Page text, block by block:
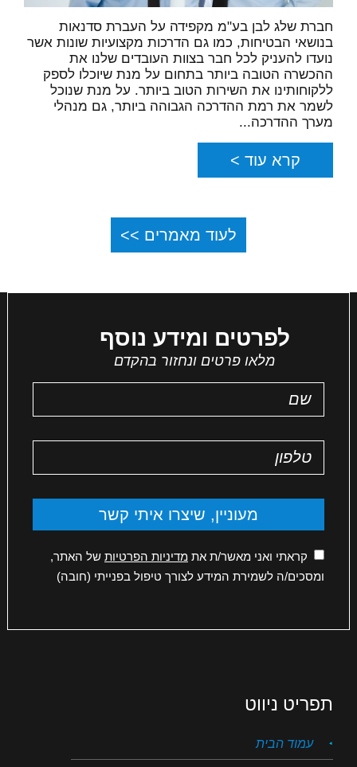
חברת שלג לבן בע"מ מקפידה על העברת סדנאות
בנושאי הבטיחות, כמו גם הדרכות מקצועיות שונות אשר
נועדו להעניק לכל חבר בצוות העובדים שלנו את
ההכשרה הטובה ביותר בתחום על מנת שיוכלו לספק
ללקוחותינו את השירות הטוב ביותר. על מנת שנוכל
לשמר את רמת ההדרכה הגבוהה ביותר, גם מנהלי
מערך ההדרכה...
קרא עוד >
לעוד מאמרים >>
לפרטים ומידע נוסף
מלאו פרטים ונחזור בהקדם
קראתי ואני מאשר/ת את מדיניות הפרטיותשל האתר,
ומסכים/ה לשמירת המידע לצורך טיפול בפנייתי (חובה)
תפריט ניווט
עמוד הבית